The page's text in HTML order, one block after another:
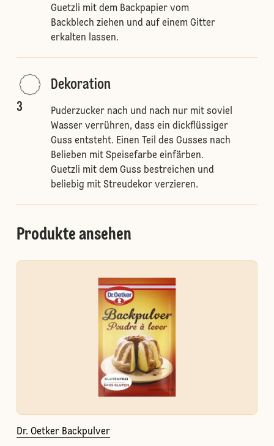
Guetzli mit dem Backpapier vom
Backblech ziehen und auf einem Gitter
erkalten lassen.
3
Dekoration
Puderzucker nach und nach nur mit soviel
Wasser verrühren, dass ein dickflüssiger
Guss entsteht. Einen Teil des Gusses nach
Belieben mit Speisefarbe einfärben.
Guetzli mit dem Guss bestreichen und
beliebig mit Streudekor verzieren.
Produkte ansehen
Dr. Oetker Backpulver